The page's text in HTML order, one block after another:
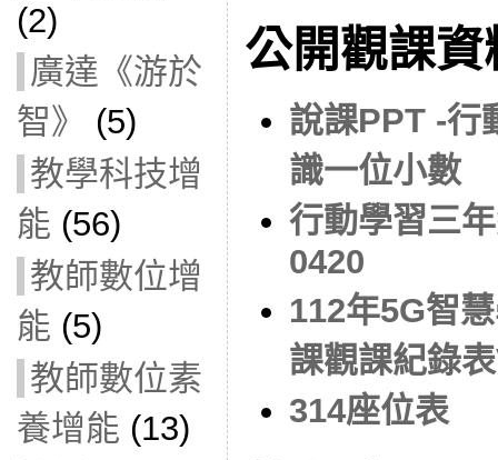
(2)
廣達《游於
智》
(5)
教學科技增
能 (56)
教師數位增
能 (5)
教師數位素
養增能 (13)
公開觀課資
說課PPT -行
識一位小數
行動學習三
0420
112年5G智
課觀課紀錄
314座位表